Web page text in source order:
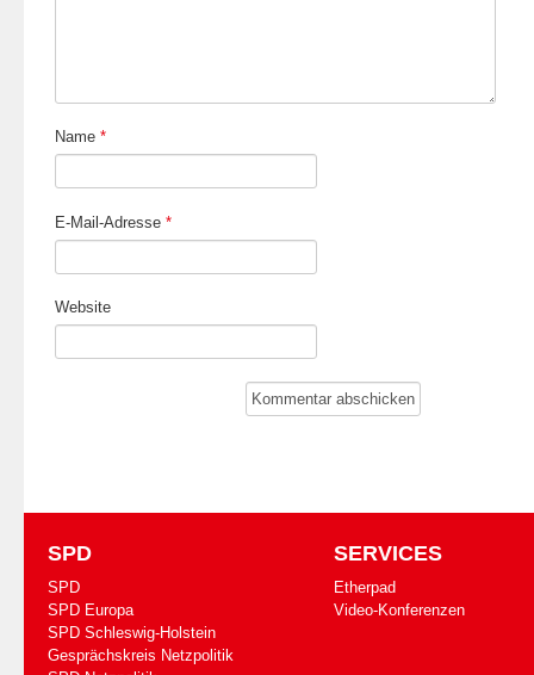
Name *
E-Mail-Adresse *
Website
SPD
SPD
SPD Europa
SPD Schleswig-Holstein
Gesprächskreis Netzpolitik
SERVICES
Etherpad
Video-Konferenzen